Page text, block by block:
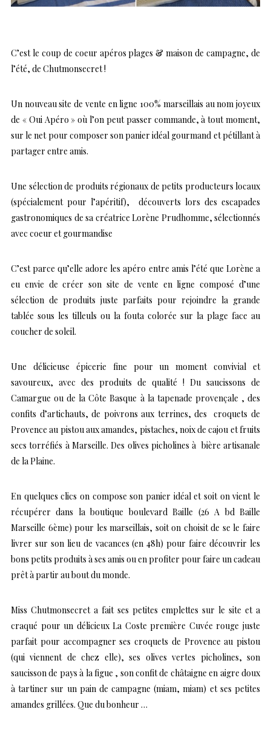
C’est le coup de coeur apéros plages & maison de campagne, de
l’été, de Chutmonsecret !
Un nouveau site de vente en ligne 100% marseillais au nom joyeux
de « Oui Apéro » où l’on peut passer commande, à tout moment,
sur le net pour composer son panier idéal gourmand et pétillant à
partager entre amis.
Une sélection de produits régionaux de petits producteurs locaux
(spécialement pour l’apéritif), découverts lors des escapades
gastronomiques de sa créatrice Lorène Prudhomme, sélectionnés
avec coeur et gourmandise
C’est parce qu’elle adore les apéro entre amis l’été que Lorène a
eu envie de créer son site de vente en ligne composé d’une
sélection de produits juste parfaits pour rejoindre la grande
tablée sous les tilleuls ou la fouta colorée sur la plage face au
coucher de soleil.
Une délicieuse épicerie fine pour un moment convivial et
savoureux, avec des produits de qualité ! Du saucissons de
Camargue ou de la Côte Basque à la tapenade provençale , des
confits d’artichauts, de poivrons aux terrines, des croquets de
Provence au pistou aux amandes, pistaches, noix de cajou et fruits
secs torréfiés à Marseille. Des olives picholines à bière artisanale
de la Plaine.
En quelques clics on compose son panier idéal et soit on vient le
récupérer dans la boutique boulevard Baille (26 A bd Baille
Marseille 6ème) pour les marseillais, soit on choisit de se le faire
livrer sur son lieu de vacances (en 48h) pour faire découvrir les
bons petits produits à ses amis ou en profiter pour faire un cadeau
prêt à partir au bout du monde.
Miss Chutmonsecreta fait ses petites emplettes sur le site et a
craqué pour un délicieux La Coste première Cuvée rouge juste
parfait pour accompagner ses croquets de Provence au pistou
(qui viennent de chez elle), ses olives vertes picholines, son
saucisson de pays à la figue , son confit de châtaigne en aigre doux
à tartiner sur un pain de campagne (miam, miam) et ses petites
amandes grillées. Que du bonheur …